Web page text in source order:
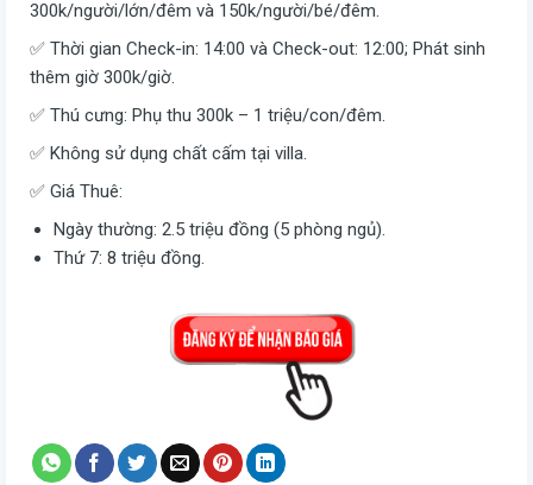
300k/người/lớn/đêm và 150k/người/bé/đêm.
✅ Thời gian Check-in: 14:00 và Check-out: 12:00; Phát sinh
thêm giờ 300k/giờ.
✅ Thú cưng: Phụ thu 300k – 1 triệu/con/đêm.
✅ Không sử dụng chất cấm tại villa.
✅ Giá Thuê:
Ngày thường: 2.5 triệu đồng (5 phòng ngủ).
Thứ 7: 8 triệu đồng.